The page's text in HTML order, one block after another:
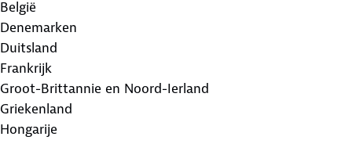
België
Denemarken
Duitsland
Frankrijk
Groot-Brittannie en Noord-Ierland
Griekenland
Hongarije